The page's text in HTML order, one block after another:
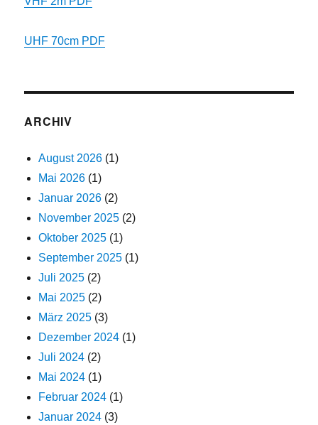
UHF 70cm PDF
ARCHIV
August 2026 (1)
Mai 2026 (1)
Januar 2026 (2)
November 2025 (2)
Oktober 2025 (1)
September 2025 (1)
Juli 2025 (2)
Mai 2025 (2)
März 2025 (3)
Dezember 2024 (1)
Juli 2024 (2)
Mai 2024 (1)
Februar 2024 (1)
Januar 2024 (3)